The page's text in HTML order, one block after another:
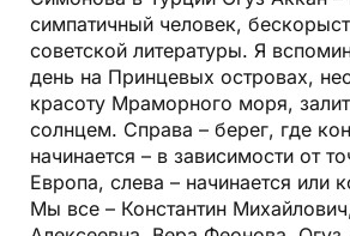
симпатичный человек,
советской литературы. Я
день на Принцевых островах,
красоту Мраморного моря,
солнцем. Справа – берег, где
начинается – в зависимости от
Европа, слева – начинается или
Мы все – Константин